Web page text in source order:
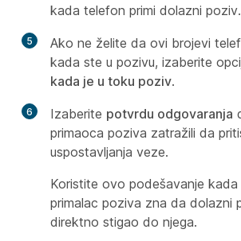
kada telefon primi dolazni poziv.
5
Ako ne želite da ovi brojevi
kada ste u pozivu, izaberite
kada je u toku poziv.
6 Izaberite potvrdu odgovaranja
primaoca poziva zatražili da
uspostavljanja veze.
Koristite ovo podešavanje
primalac poziva zna da dolazni
direktno stigao do njega.